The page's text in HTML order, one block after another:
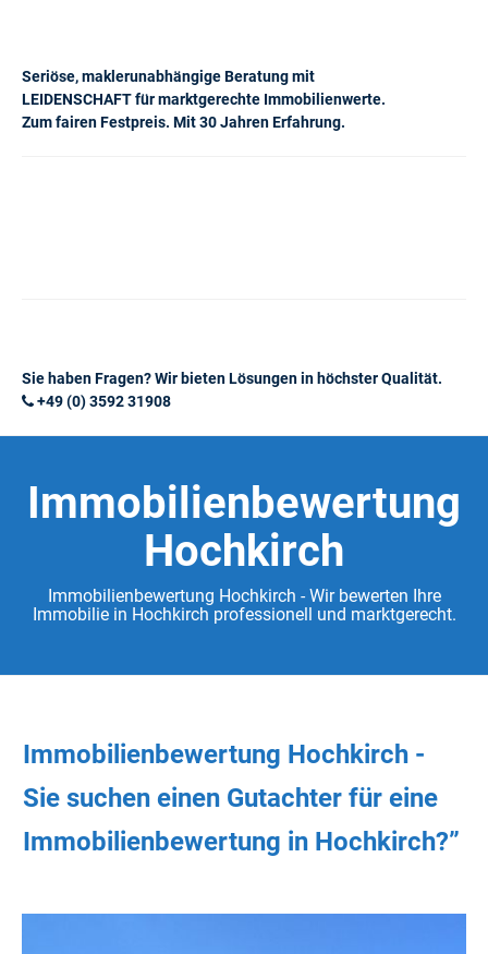
Seriöse, maklerunabhängige Beratung mit
LEIDENSCHAFT für marktgerechte Immobilienwerte.
Zum fairen Festpreis. Mit 30 Jahren Erfahrung.
Sie haben Fragen? Wir bieten Lösungen in höchster Qualität.
+49 (0) 3592 31908
Immobilienbewertung
Hochkirch
Immobilienbewertung Hochkirch - Wir bewerten Ihre
Immobilie in Hochkirch professionell und marktgerecht.
Immobilienbewertung Hochkirch -
Sie suchen einen Gutachter für eine
Immobilienbewertung in Hochkirch?”